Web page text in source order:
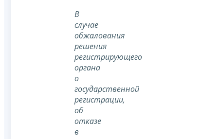
В
случае
обжалования
решения
регистрирующего
органа
о
государственной
регистрации,
об
отказе
в